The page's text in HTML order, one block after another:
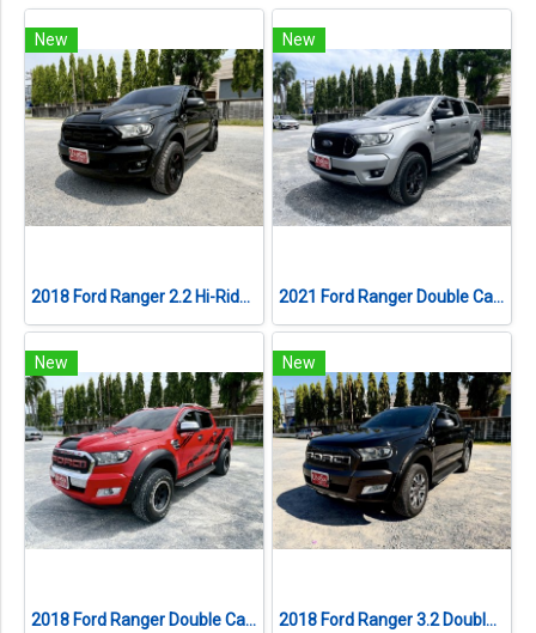
New
2018 Ford Ranger 2.2 Hi-Rider XLT Double Cab เกียร์ออโต้
New
2021 Ford Ranger Double Cab 2.2 Hi-Rider XLT เกียร์ออโต้
New
2018 Ford Ranger Double Cab 2.2 Hi-Rider XLT
New
2018 Ford Ranger 3.2 Double Cab WildTrak 4WD 6Speed เกียร์ออโต้